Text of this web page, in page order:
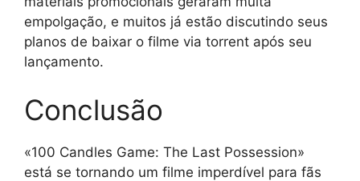
empolgação, e muitos já estão discutindo seus
planos de baixar o filme via torrent após seu
lançamento.
Conclusão
«100 Candles Game: The Last Possession»
está se tornando um filme imperdível para fãs